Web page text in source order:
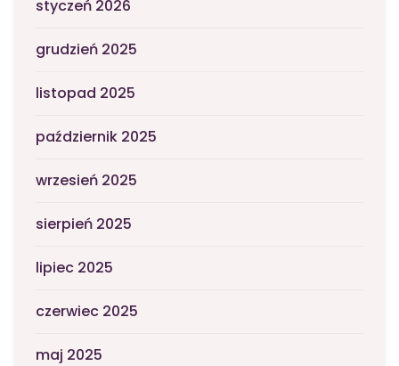
styczeń 2026
grudzień 2025
listopad 2025
październik 2025
wrzesień 2025
sierpień 2025
lipiec 2025
czerwiec 2025
maj 2025